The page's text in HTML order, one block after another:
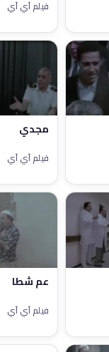
فيلم آي آي
مجدي
فيلم آي آي
عم شطا
فيلم آي آي